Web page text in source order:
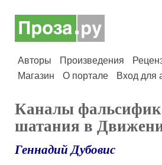
Авторы Произведения
Магазин
О портале Вход для
Каналы
шатания в
Геннадий Дубовис